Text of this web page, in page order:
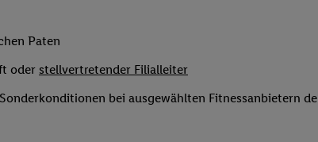
Paten
oder stellvertretender Filialleiter
bei ausgewählten Fitnessanbietern
einloggen, kann darüber hinaus auch Ihre dort
mit einem der oben genannten Partner verwendet
verwenden können, um Sie in von Dritten betriebenen